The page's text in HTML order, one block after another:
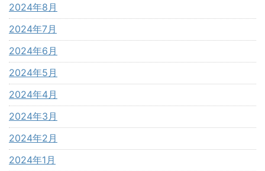
2024年8月
2024年7月
2024年6月
2024年5月
2024年4月
2024年3月
2024年2月
2024年1月